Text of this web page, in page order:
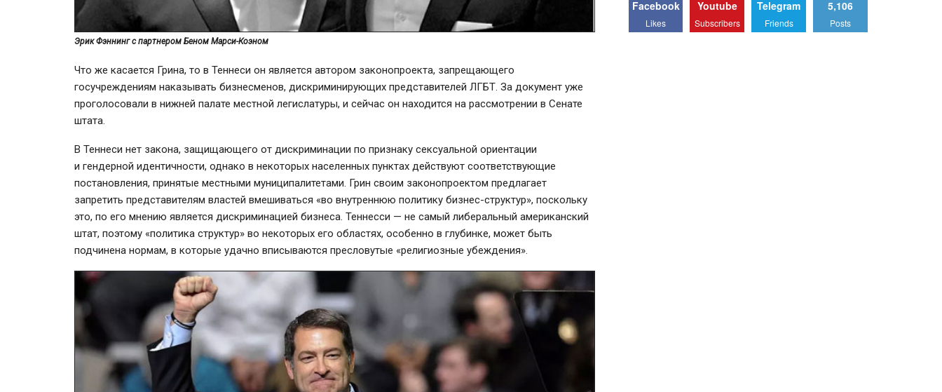
Эрик Фэннинг с партнером Беном Марси-Коэном
Что же касается Грина, то в Теннеси он является автором законопроекта, запрещающего
госучреждениям наказывать бизнесменов, дискриминирующих представителей ЛГБТ. За документ уже
проголосовали в нижней палате местной легислатуры, и сейчас он находится на рассмотрении в Сенате
штата.
В Теннеси нет закона, защищающего от дискриминации по признаку сексуальной ориентации
и гендерной идентичности, однако в некоторых населенных пунктах действуют соответствующие
постановления, принятые местными муниципалитетами. Грин своим законопроектом предлагает
запретить представителям властей вмешиваться «во внутреннюю политику бизнес-структур», поскольку
это, по его мнению является дискриминацией бизнеса. Теннесси — не самый либеральный американский
штат, поэтому «политика структур» во некоторых его областях, особенно в глубинке, может быть
подчинена нормам, в которые удачно вписываются пресловутые «религиозные убеждения».
Facebook
Likes
Youtube
Subscribers
Telegram
Friends
5,106
Posts